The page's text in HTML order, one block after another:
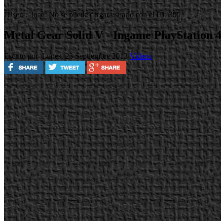
JUser: :_load: No se puede cargar usuario con el ID: 395
Metal Gear Solid V - Ingame PlayStation 4
Escrito por Lunes, 23 Septiembre 2013 Videos